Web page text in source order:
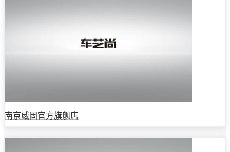
南京威固官方旗舰店